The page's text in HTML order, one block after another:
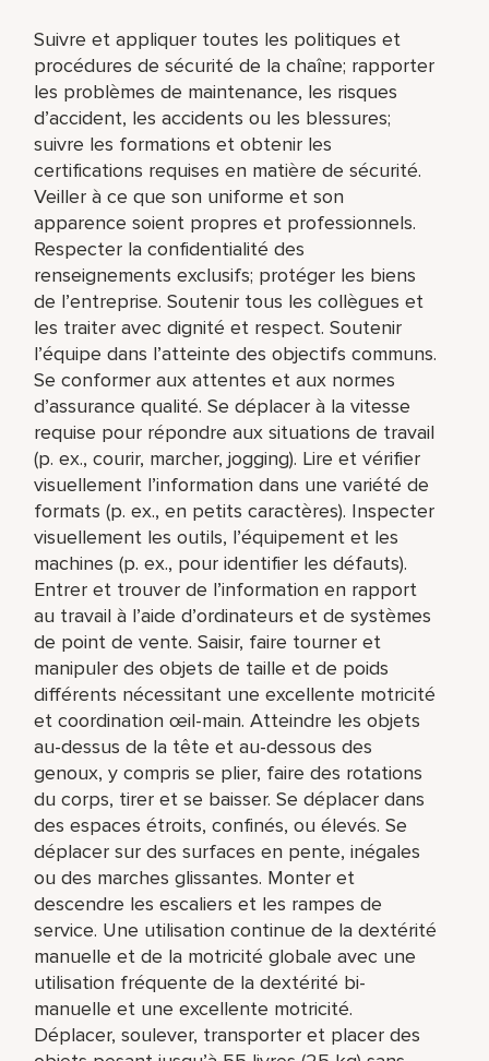
Suivre et appliquer toutes les politiques et
procédures de sécurité de la chaîne; rapporter
les problèmes de maintenance, les risques
d’accident, les accidents ou les blessures;
suivre les formations et obtenir les
certifications requises en matière de sécurité.
Veiller à ce que son uniforme et son
apparence soient propres et professionnels.
Respecter la confidentialité des
renseignements exclusifs; protéger les biens
de l’entreprise. Soutenir tous les collègues et
les traiter avec dignité et respect. Soutenir
l’équipe dans l’atteinte des objectifs communs.
Se conformer aux attentes et aux normes
d’assurance qualité. Se déplacer à la vitesse
requise pour répondre aux situations de travail
(p. ex., courir, marcher, jogging). Lire et vérifier
visuellement l’information dans une variété de
formats (p. ex., en petits caractères). Inspecter
visuellement les outils, l’équipement et les
machines (p. ex., pour identifier les défauts).
Entrer et trouver de l’information en rapport
au travail à l’aide d’ordinateurs et de systèmes
de point de vente. Saisir, faire tourner et
manipuler des objets de taille et de poids
différents nécessitant une excellente motricité
et coordination œil-main. Atteindre les objets
au-dessus de la tête et au-dessous des
genoux, y compris se plier, faire des rotations
du corps, tirer et se baisser. Se déplacer dans
des espaces étroits, confinés, ou élevés. Se
déplacer sur des surfaces en pente, inégales
ou des marches glissantes. Monter et
descendre les escaliers et les rampes de
service. Une utilisation continue de la dextérité
manuelle et de la motricité globale avec une
utilisation fréquente de la dextérité bi-
manuelle et une excellente motricité.
Déplacer, soulever, transporter et placer des